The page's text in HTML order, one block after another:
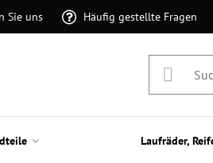
Sie uns Häufig gestellte Fragen
Laufräder,